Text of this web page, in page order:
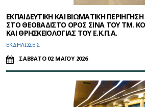
ΕΚΠΑΙΔΕΥΤΙΚΗ ΚΑΙ ΒΙΩΜΑΤΙΚΗ
ΣΤΟ ΘΕΟΒΑΔΙΣΤΟ ΟΡΟΣ ΣΙΝΑ ΤΟΥ ΤΜ.
ΚΑΙ ΘΡΗΣΚΕΙΟΛΟΓΙΑΣ ΤΟΥ Ε.Κ.Π.Α.
ΕΚΔΗΛΩΣΕΙΣ
ΣΑΒΒΑΤΟ 02 ΜΑΪΟΥ 2026